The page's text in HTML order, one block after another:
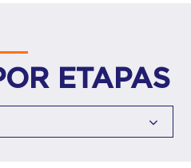
ETAPAS